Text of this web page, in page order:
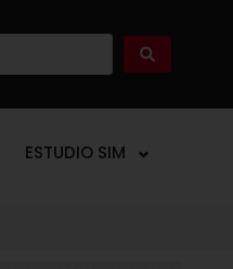
ESTUDIO SIM